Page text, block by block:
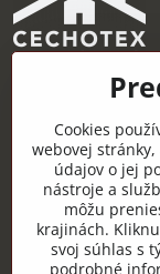
CECHOTEX s.r.o.
Železničná 22, 044
IČO: 48181757
DIČ: 2120085451
IČ DPH:
Užitočné
Cookies
webovej
údajov o jej
nástroje a
môžu
krajinách.
svoj súhlas s
podrobné